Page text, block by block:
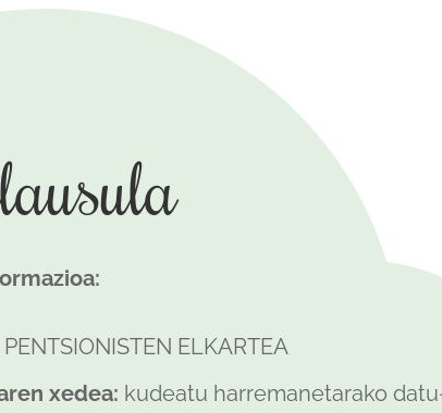
ELKARTEA
xedea: kudeatu harremanetarako